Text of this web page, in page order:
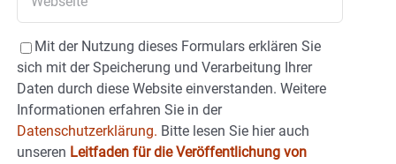
Mit der Nutzung dieses Formulars erklären Sie
sich mit der Speicherung und Verarbeitung Ihrer
Daten durch diese Website einverstanden. Weitere
Informationen erfahren Sie in der
Datenschutzerklärung. Bitte lesen Sie hier auch
unseren Leitfaden für die Veröffentlichung von